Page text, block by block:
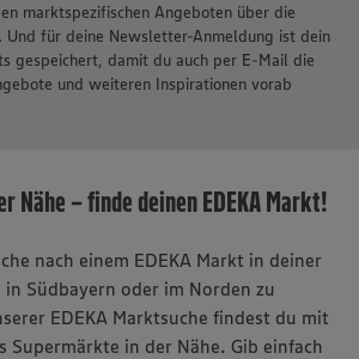
marktspezifischen Angeboten über die
Und für deine Newsletter-Anmeldung ist dein
gespeichert, damit du auch per E-Mail die
und weiteren Inspirationen vorab
Nähe – finde deinen EDEKA Markt!
nach einem EDEKA Markt in deiner
in Südbayern oder im Norden zu
EDEKA Marktsuche findest du mit
Supermärkte in der Nähe. Gib einfach